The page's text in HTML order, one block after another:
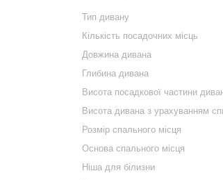
Тип дивану
Кількість посадочних місць
Довжина дивана
Глибина дивана
Висота посадкової частини
Висота дивана з урахуванням
Розмір спального місця
Основа спального місця
Ніша для білизни